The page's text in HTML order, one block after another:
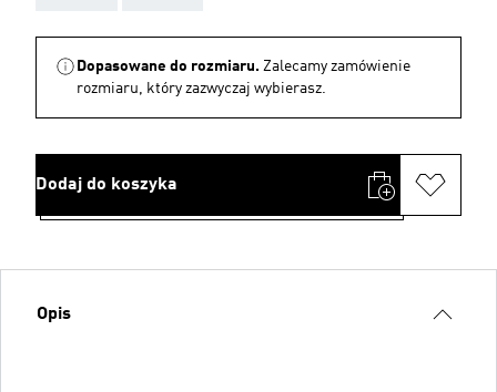
Dopasowane do rozmiaru. Zalecamy zamówienie
rozmiaru, który zazwyczaj wybierasz.
Dodaj do koszyka
Opis